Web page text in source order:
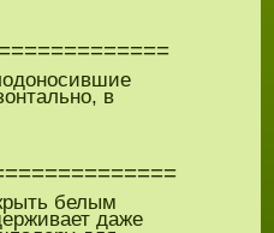
в
белым
даже